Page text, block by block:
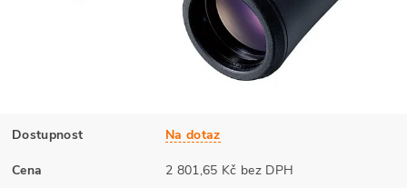
Dostupnost Na dotaz
Cena 2 801,65 Kč bez DPH